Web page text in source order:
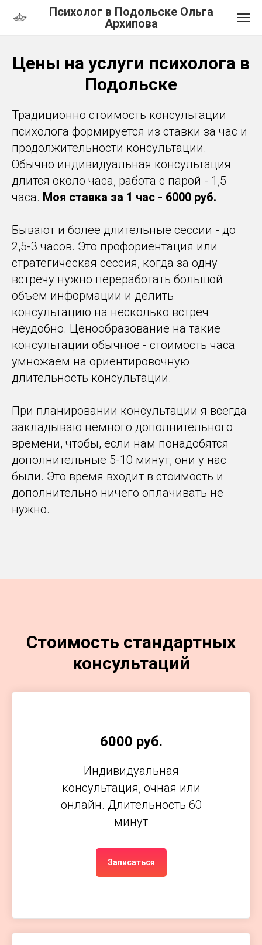
Психолог в Подольске Ольга
Архипова
Цены на услуги психолога в
Подольске
Традиционно стоимость консультации
психолога формируется из ставки за час и
продолжительности консультации.
Обычно индивидуальная консультация
длится около часа, работа с парой - 1,5
часа. Моя ставка за 1 час - 6000 руб.
Бывают и более длительные сессии - до
2,5-3 часов. Это профориентация или
стратегическая сессия, когда за одну
встречу нужно переработать большой
объем информации и делить
консультацию на несколько встреч
неудобно. Ценообразование на такие
консультации обычное - стоимость часа
умножаем на ориентировочную
длительность консультации.
При планировании консультации я всегда
закладываю немного дополнительного
времени, чтобы, если нам понадобятся
дополнительные 5-10 минут, они у нас
были. Это время входит в стоимость и
дополнительно ничего оплачивать не
нужно.
Стоимость стандартных
консультаций
6000 руб.
Индивидуальная
консультация, очная или
онлайн. Длительность 60
минут
Записаться